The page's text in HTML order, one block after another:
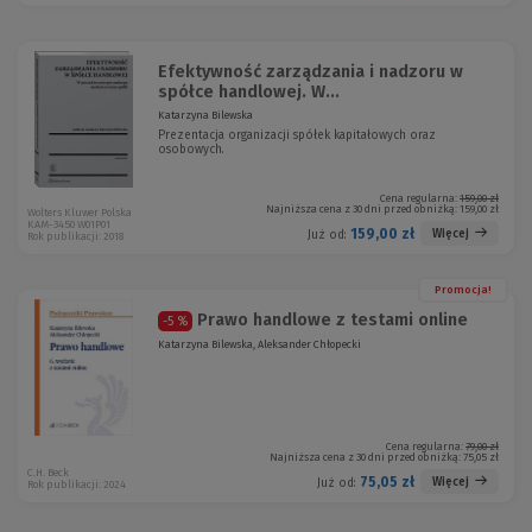
Efektywność zarządzania i nadzoru w
spółce handlowej. W...
Katarzyna Bilewska
Prezentacja organizacji spółek kapitałowych oraz
osobowych.
Cena regularna: 159,00 zł
Najniższa cena z 30 dni przed obniżką: 159,00 zł
Już od: 159,00 zł Więcej
Wolters Kluwer Polska
KAM-3450 W01P01
Rok publikacji: 2018
Promocja!
-5 % Prawo handlowe z testami online
Katarzyna Bilewska, Aleksander Chłopecki
Cena regularna: 79,00 zł
Najniższa cena z 30 dni przed obniżką: 75,05 zł
Już od: 75,05 zł Więcej
C.H. Beck
Rok publikacji: 2024